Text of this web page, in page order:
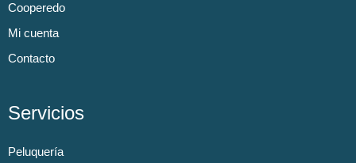
Cooperedo
Mi cuenta
Contacto
Servicios
Peluquería